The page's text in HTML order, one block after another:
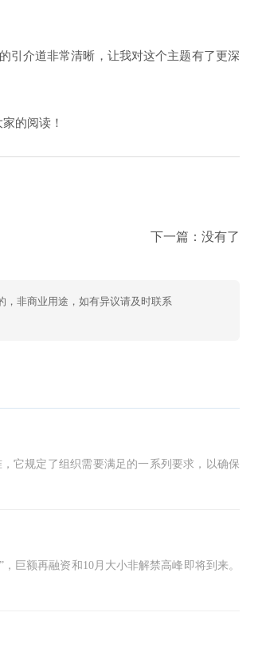
引介道非常清晰，让我对这个主题有了更深
的阅读！
下一篇：没有了
，非商业用途，如有异议请及时联系
它规定了组织需要满足的一系列要求，以确保
巨额再融资和10月大小非解禁高峰即将到来。